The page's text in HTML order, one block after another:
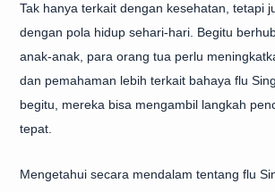
Tak hanya terkait dengan kesehatan, tetapi
dengan pola hidup sehari-hari. Begitu
anak-anak, para orang tua perlu
dan pemahaman lebih terkait bahaya flu
begitu, mereka bisa mengambil langkah
tepat.
Mengetahui secara mendalam tentang flu